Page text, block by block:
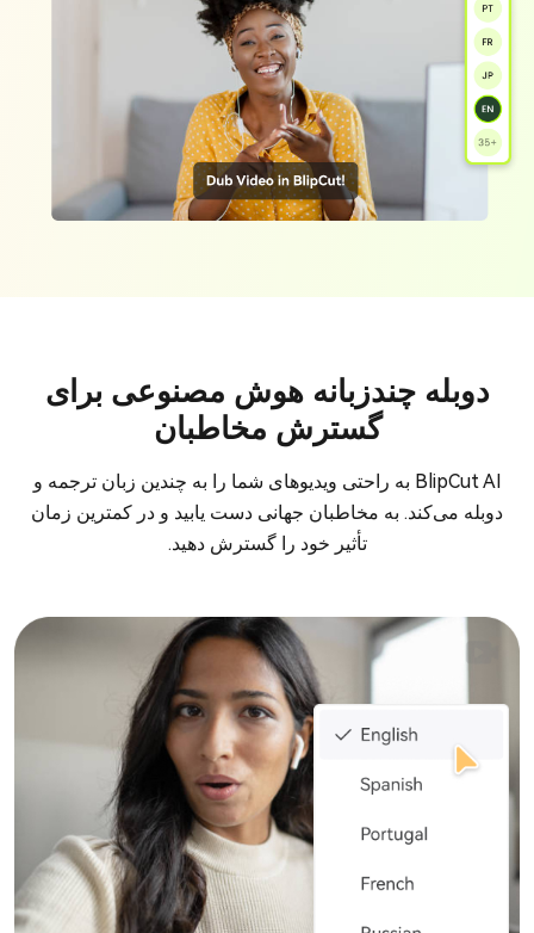
دوبله چندزبانه هوش مصنوعی برای
گسترش مخاطبان
BlipCut AI به راحتی ویدیوهای شما را به چندین زبان ترجمه و
دوبله می‌کند. به مخاطبان جهانی دست یابید و در کمترین زمان
تأثیر خود را گسترش دهید.